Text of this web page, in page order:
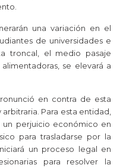
una variación en el
de universidades e
troncal, el medio pasaje
se elevará a
en contra de esta
Para esta entidad,
perjuicio económico en
para trasladarse por la
un proceso legal en
para resolver la